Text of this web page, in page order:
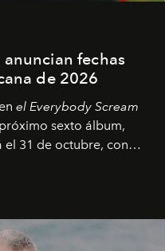
fechas
de 2026
el Everybody Scream
sexto álbum,
el 31 de octubre, con
de abril del próximo